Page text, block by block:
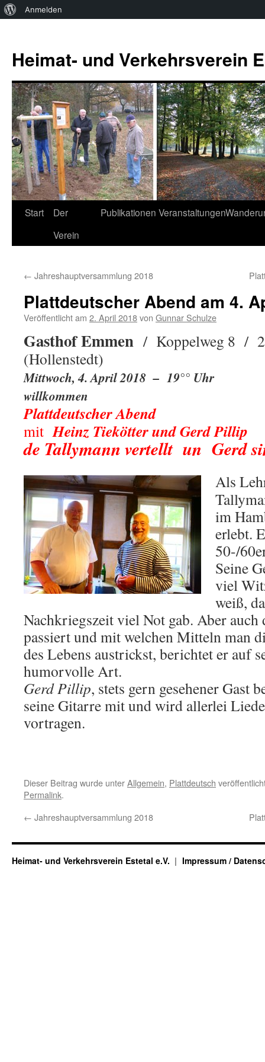
Über
Anmelden
springen
Heimat- und Verkehrsverein
Start
Der
Verein
Publikationen Veranstaltungen
← Jahreshauptversammlung 2018
Plattdeutscher Abend am 4.
Veröffentlicht am 2. April 2018von Gunnar Schulze
Gasthof Emmen / Koppelweg 8 /
(Hollenstedt)
Mittwoch, 4. April 2018 – 19°° Uhr
willkommen
Plattdeutscher Abend
mitHeinz Tiekötter und Gerd Pillip
de Tallymann vertellt un Gerd
Als
im
erlebt.
50-/
Seine
viel
weiß,
Nachkriegszeit viel Not gab. Aber
passiert und mit welchen Mitteln man
des Lebens austrickst, berichtet er auf
humorvolle Art.
Gerd Pillip, stets gern gesehener Gast
seine Gitarre mit und wird allerlei
vortragen.
Dieser Beitrag wurde unterAllgemein, Plattdeutsch
Permalink.
← Jahreshauptversammlung 2018
Heimat- und Verkehrsverein Estetal e.V. Impressum /